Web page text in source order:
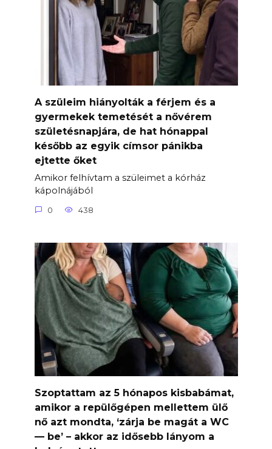
A szüleim hiányolták a férjem és a
gyermekek temetését a nővérem
születésnapjára, de hat hónappal
később az egyik címsor pánikba
ejtette őket
Amikor felhívtam a szüleimet a kórház
kápolnájából
0 438
Szoptattam az 5 hónapos kisbabámat,
amikor a repülőgépen mellettem ülő
nő azt mondta, ‘zárja be magát a WC
— be’ – akkor az idősebb lányom a